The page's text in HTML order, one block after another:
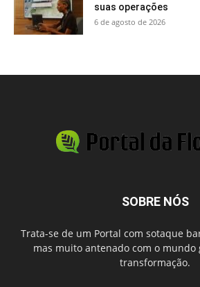
suas operações
6 de agosto de 2026
SOBRE NÓS
Trata-se de um Portal com sotaque
mas muito antenado com o mundo
transformação.